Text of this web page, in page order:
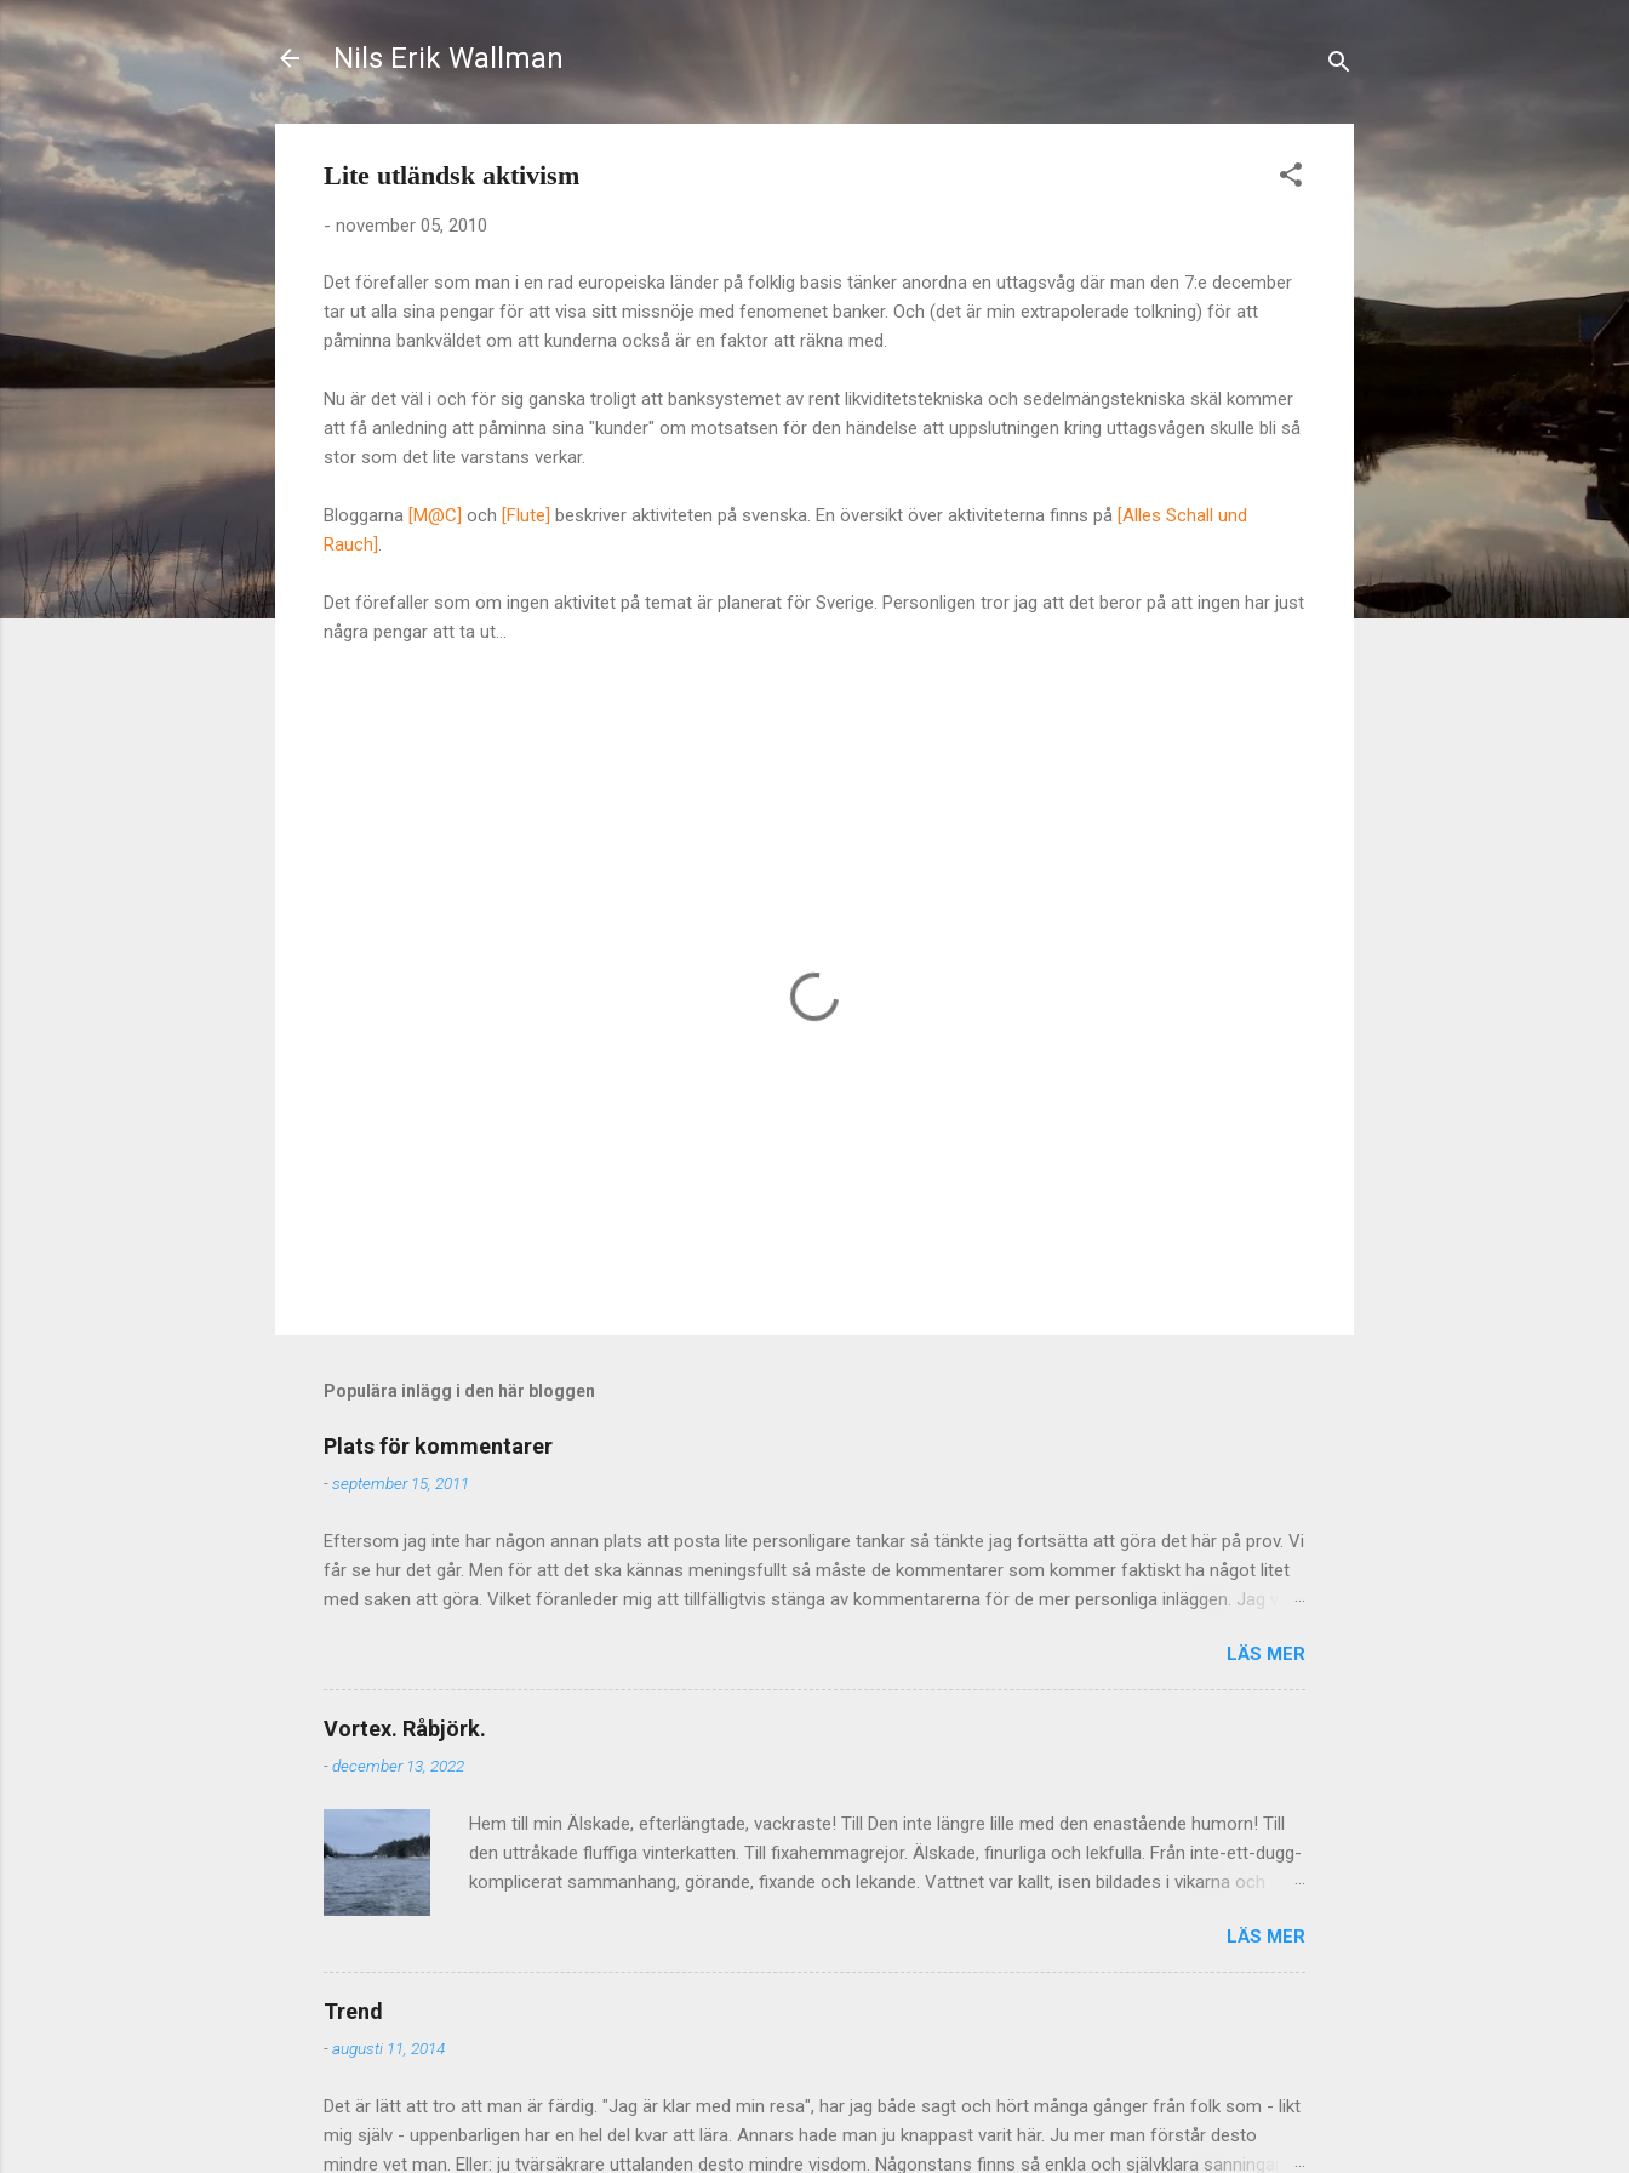
Nils Erik Wallman
Lite utländsk aktivism
- november 05, 2010
Det förefaller som man i en rad europeiska länder på folklig basis tänker anordna en uttagsvåg där man den 7:e december
tar ut alla sina pengar för att visa sitt missnöje med fenomenet banker. Och (det är min extrapolerade tolkning) för att
påminna bankväldet om att kunderna också är en faktor att räkna med.
Nu är det väl i och för sig ganska troligt att banksystemet av rent likviditetstekniska och sedelmängstekniska skäl kommer
att få anledning att påminna sina "kunder" om motsatsen för den händelse att uppslutningen kring uttagsvågen skulle bli så
stor som det lite varstans verkar.
Bloggarna [M@C] och [Flute] beskriver aktiviteten på svenska. En översikt över aktiviteterna finns på [Alles Schall und
Rauch]
Det förefaller som om ingen aktivitet på temat är planerat för Sverige. Personligen tror jag att det beror på att ingen har just
några pengar att ta ut...
Populära inlägg i den här bloggen
Plats för kommentarer
-september 15, 2011
Eftersom jag inte har någon annan plats att posta lite personligare tankar så tänkte jag fortsätta att göra det här på prov. Vi
får se hur det går. Men för att det ska kännas meningsfullt så måste de kommentarer som kommer faktiskt ha något litet
med saken att göra. Vilket föranleder mig att tillfälligtvis stänga av kommentarerna för de mer personliga inläggen. Jag vill
ibland blir hårda så kan de ge upphov till mycket viktiga tankar inte minst hos mig själv. Men vad gäller de mer personliga
sakerna så får det lova att bli åtminstone lite mer direktrelaterat. Så för det mer gängse framväxande
diskussionsmaterialet - kommentera här istället. Jag lägger upp den ute till höger också så att kommentarsfloden kan
fortsätta även om inläggen inte ger något att relatera till. Det finns ju något slags ständigt rullande
diskussion/kommentarsflod och den kan vi hålla levande här...
LÄS MER
Vortex. Råbjörk.
-december 13, 2022
Hem till min Älskade, efterlängtade, vackraste! Till Den inte längre lille med den enastående humorn! Till
den uttråkade fluffiga vinterkatten. Till fixahemmagrejor. Älskade, finurliga och lekfulla. Från inte-ett-dugg-
komplicerat sammanhang, görande, fixande och lekande. Vattnet var kallt, isen bildades i vikarna och
köpt höll mina fötter varma på akterdäcket i bitande kyla och vind; killen som höll i sensorn. Dagen flög
förbi, full av utmaningar, skratt och flöde. Den halva gula månen som lägger sig i öster, över bruksorten
LÄS MER
Trend
-augusti 11, 2014
Det är lätt att tro att man är färdig. "Jag är klar med min resa", har jag både sagt och hört många gånger från folk som - likt
mig själv - uppenbarligen har en hel del kvar att lära. Annars hade man ju knappast varit här. Ju mer man förstår desto
mindre vet man. Eller: ju tvärsäkrare uttalanden desto mindre visdom. Någonstans finns så enkla och självklara sanningar